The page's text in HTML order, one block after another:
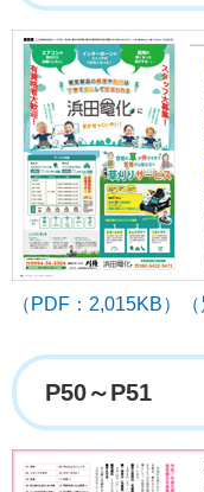
（PDF：2,015KB）
P50～P51